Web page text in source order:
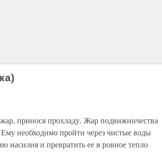
принося прохладу. Жар подвижничества
необходимо пройти через чистые воды
насилия и превратить ее в ровное тепло